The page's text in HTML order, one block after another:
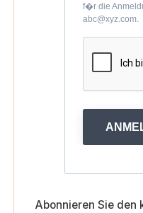
f�r die
abc@xyz.com.
Abonnieren Sie den